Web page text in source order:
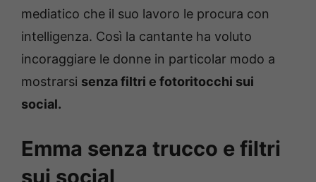
mediatico che il suo lavoro le procura con
intelligenza. Così la cantante ha voluto
incoraggiare le donne in particolar modo a
mostrarsi senza filtri e fotoritocchi sui
social.
Emma senza trucco e filtri
sui social